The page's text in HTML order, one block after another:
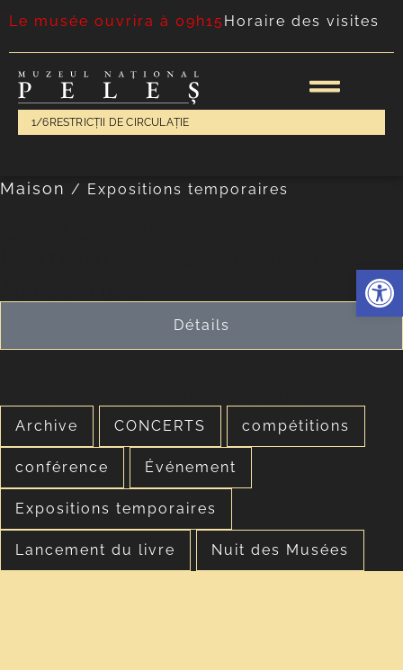
Ouvrir
Le musée ouvrira à 09h15 Horaire des visites
1/6 RESTRICȚII DE CIRCULAȚIE
Maison / Expositions temporaires
Détails
Archive CONCERTS compétitions
conférence Événement
Expositions temporaires
Lancement du livre Nuit des Musées